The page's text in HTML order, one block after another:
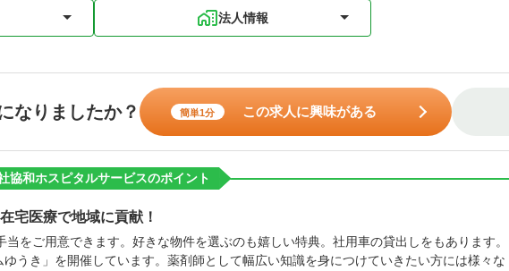
法人情報
なりましたか？ 簡単1分 この求人に興味がある
和ホスピタルサービスのポイント
宅医療で地域に貢献！
をご用意できます。好きな物件を選ぶのも嬉しい特典。社用車の貸出しをもあります。
うき」を開催しています。薬剤師として幅広い知識を身につけていきたい方には様々な